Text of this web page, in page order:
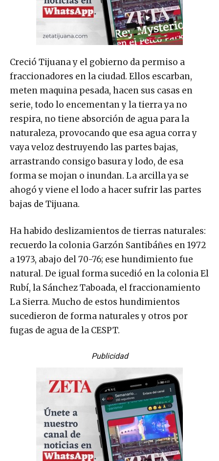
Creció Tijuana y el gobierno da permiso a
fraccionadores en la ciudad. Ellos escarban,
meten maquina pesada, hacen sus casas en
serie, todo lo encementan y la tierra ya no
respira, no tiene absorción de agua para la
naturaleza, provocando que esa agua corra y
vaya veloz destruyendo las partes bajas,
arrastrando consigo basura y lodo, de esa
forma se mojan o inundan. La arcilla ya se
ahogó y viene el lodo a hacer sufrir las partes
bajas de Tijuana.
Ha habido deslizamientos de tierras naturales:
recuerdo la colonia Garzón Santibáñes en 1972
a 1973, abajo del 70-76; ese hundimiento fue
natural. De igual forma sucedió en la colonia El
Rubí, la Sánchez Taboada, el fraccionamiento
La Sierra. Mucho de estos hundimientos
sucedieron de forma naturales y otros por
fugas de agua de la CESPT.
Publicidad